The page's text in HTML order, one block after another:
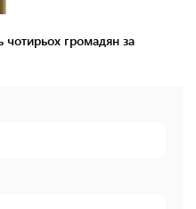
чотирьох громадян за